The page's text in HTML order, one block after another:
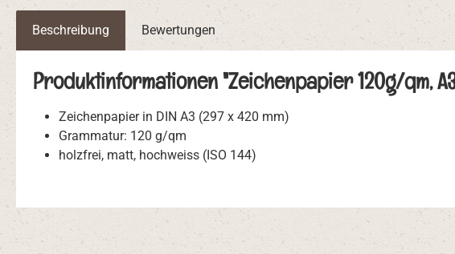
Beschreibung Bewertungen
Produktinformationen "Zeichenpapier 120g/qm,
Zeichenpapier in DIN A3 (297 x 420 mm)
Grammatur: 120 g/qm
holzfrei, matt, hochweiss (ISO 144)